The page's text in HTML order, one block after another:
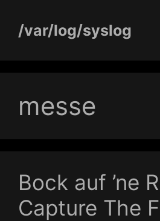
Inhalt
springen
/var/log/syslog
messe
Bock auf ’ne
Capture The